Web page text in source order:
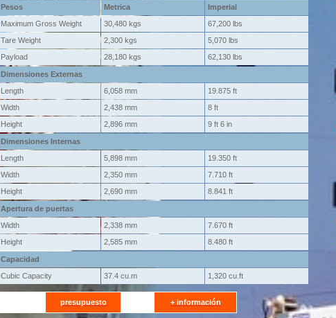
Pesos Metrica
Imperial
Maximum Gross Weight
30,480 kgs
67,200 lbs
Tare Weight
2,300 kgs
5,070 lbs
Payload
28,180 kgs 62,130 lbs
Dimensiones Externas
Length
6,058 mm
19.875 ft
Width
2,438 mm
8 ft
Height
2,896 mm 9 ft 6 in
Dimensiones Internas
Length
5,898 mm
19.350 ft
Width
2,350 mm
7.710 ft
Height
2,690 mm 8.841 ft
Apertura de puertas
Width
2,338 mm
7.670 ft
Height
2,585 mm 8.480 ft
Capacidad
Cubic Capacity
37.4 cu.m 1,320 cu.ft
presupuesto + información